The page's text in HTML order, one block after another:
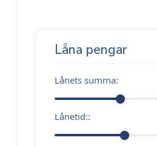
Låna pengar
Lånets summa:
Lånetid::